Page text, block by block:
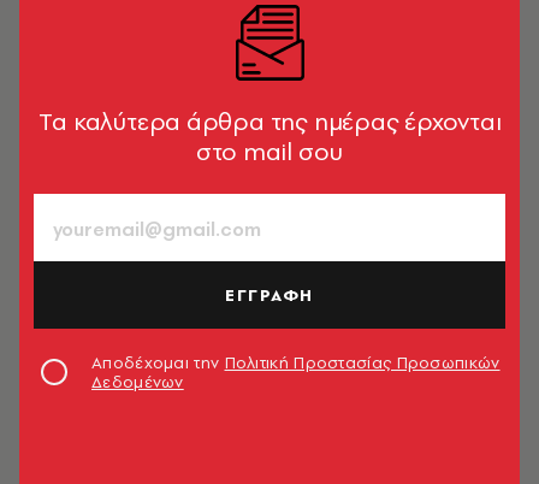
ALPHA TV
TV & MEDIA
Χαρά Βαμβακούλα
TV & MEDIA
Tα καλύτερα άρθρα της ημέρας έρχονται
στο mail σου
ΕΓΓΡΑΦΗ
Αποδέχομαι την Πολιτική Προστασίας Προσωπικών
Δεδομένων